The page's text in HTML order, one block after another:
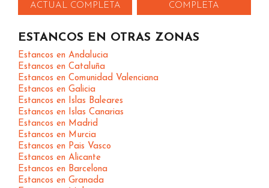
ACTUAL COMPLETA
COMPLETA
ESTANCOS EN OTRAS ZONAS
Estancos en Andalucia
Estancos en Cataluña
Estancos en Comunidad Valenciana
Estancos en Galicia
Estancos en Islas Baleares
Estancos en Islas Canarias
Estancos en Madrid
Estancos en Murcia
Estancos en Pais Vasco
Estancos en Alicante
Estancos en Barcelona
Estancos en Granada